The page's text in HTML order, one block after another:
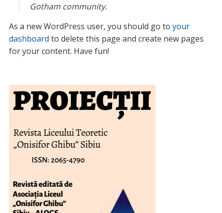
Gotham community.
As a new WordPress user, you should go to your
dashboard to delete this page and create new pages
for your content. Have fun!